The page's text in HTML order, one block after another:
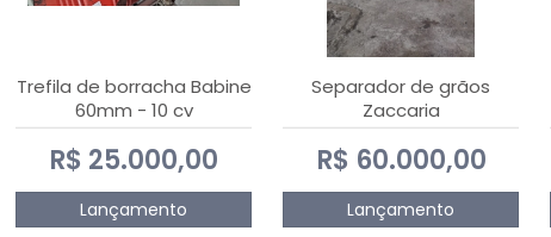
Trefila de borracha Babine
60mm - 10 cv
R$ 25.000,00
Lançamento
Separador de grãos
Zaccaria
R$ 60.000,00
Lançamento